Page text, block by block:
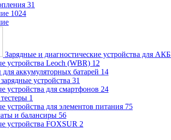
31
1024
Зарядные и диагностические устройства для АКБ
устройства Leoch (WBR) 12
для аккумуляторных батарей 14
устройства 31
устройства для смартфонов 24
1
устройства для элементов питания 75
и балансиры 56
устройства FOXSUR 2